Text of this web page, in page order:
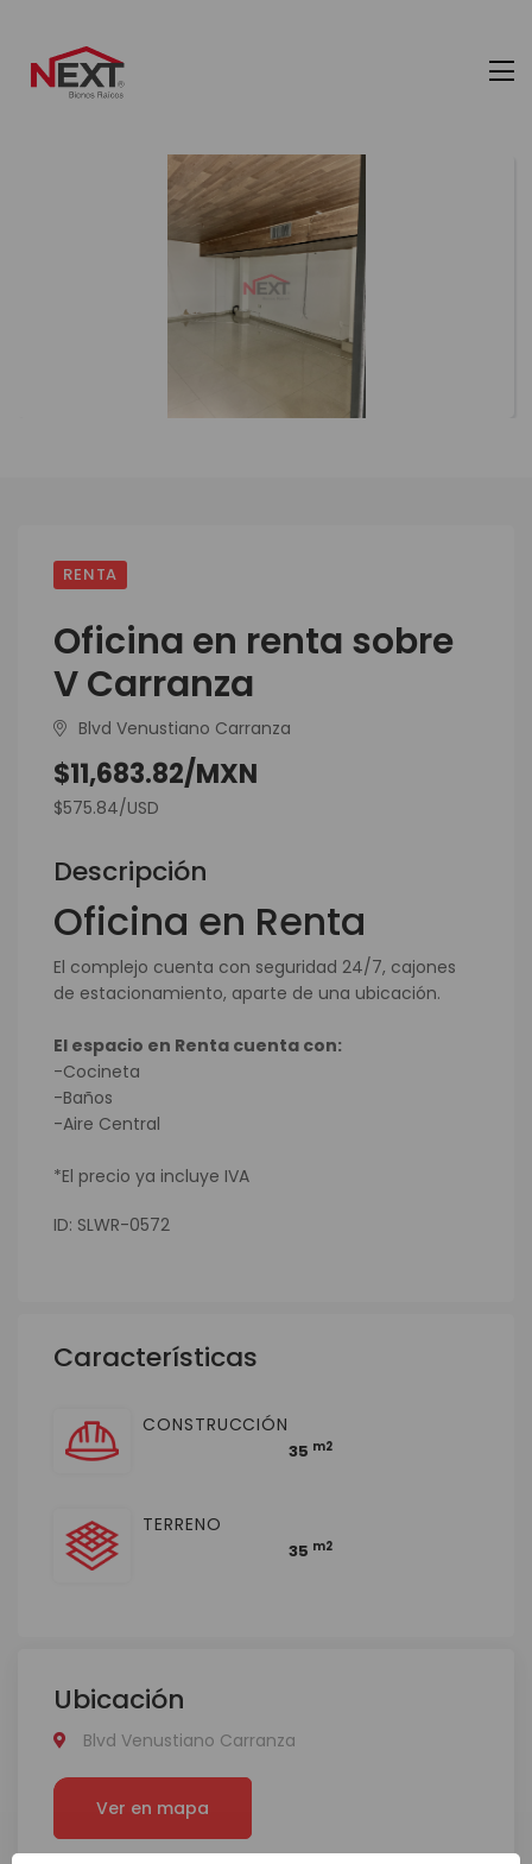
RENTA
Oficina en renta sobre
V Carranza
Blvd Venustiano Carranza
$11,683.82/MXN
$575.84/USD
Descripción
Oficina en Renta
El complejo cuenta con seguridad 24/7, cajones
de estacionamiento, aparte de una ubicación.
El espacio en Renta cuenta con:
-Cocineta
-Baños
-Aire Central
*El precio ya incluye IVA
ID: SLWR-0572
Características
CONSTRUCCIÓN
35 m2
TERRENO
35 m2
Ubicación
Blvd Venustiano Carranza
Ver en mapa